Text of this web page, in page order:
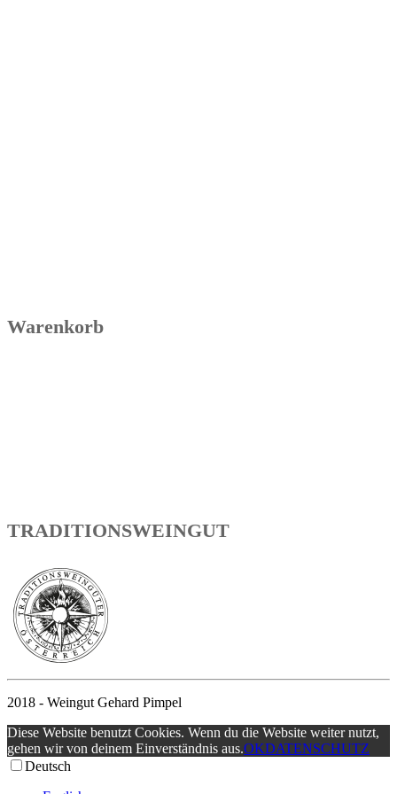
Warenkorb
TRADITIONSWEINGUT
2018 - Weingut Gehard Pimpel
Diese Website benutzt Cookies. Wenn du die Website weiter nutzt,
gehen wir von deinem Einverständnis aus.OKDATENSCHUTZ
Deutsch